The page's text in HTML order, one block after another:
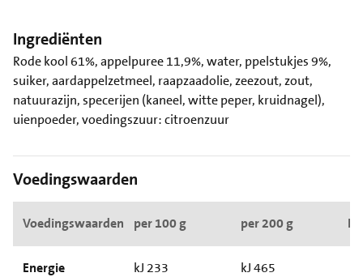
Ingrediënten
Rode kool 61%, appelpuree 11,9%, water, ppelstukjes 9%,
suiker, aardappelzetmeel, raapzaadolie, zeezout, zout,
natuurazijn, specerijen (kaneel, witte peper, kruidnagel),
uienpoeder, voedingszuur: citroenzuur
Voedingswaarden
Voedingswaarden per 100 g per 200 g RI*
Energie kJ 233 kJ 465